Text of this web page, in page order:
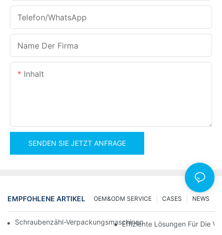
Telefon/WhatsApp
Name Der Firma
Inhalt
SENDEN SIE JETZT ANFRAGE
EMPFOHLENE ARTIKEL NEWS
CASES
OEM&ODM SERVICE
Schraubenzähl-Verpackungsmaschinen Für Zuverlässige Und
Effiziente Lösungen Für Die